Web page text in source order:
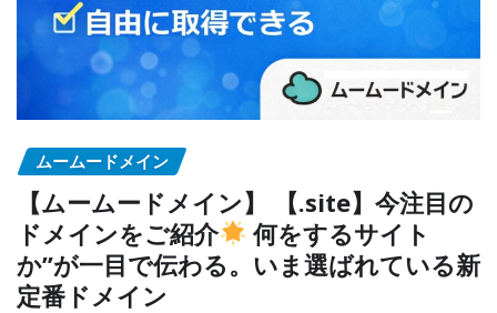
ムームードメイン
【ムームードメイン】 【.site】今注目の
ドメインをご紹介
何をするサイト
か”が一目で伝わる。いま選ばれている新
定番ドメイン